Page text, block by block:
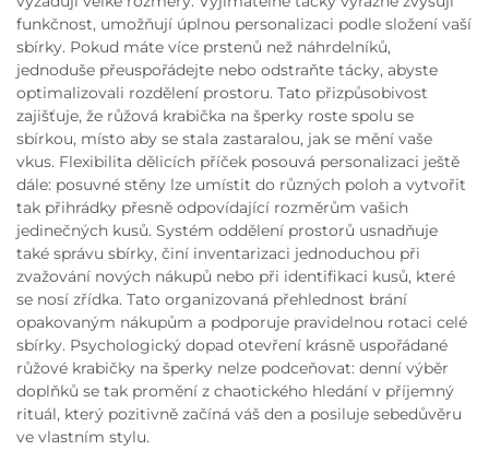
funkčnost, umožňují úplnou personalizaci podle složení vaší
sbírky. Pokud máte více prstenů než náhrdelníků,
jednoduše přeuspořádejte nebo odstraňte tácky, abyste
optimalizovali rozdělení prostoru. Tato přizpůsobivost
zajišťuje, že růžová krabička na šperky roste spolu se
sbírkou, místo aby se stala zastaralou, jak se mění vaše
vkus. Flexibilita dělicích příček posouvá personalizaci ještě
dále: posuvné stěny lze umístit do různých poloh a vytvořit
tak přihrádky přesně odpovídající rozměrům vašich
jedinečných kusů. Systém oddělení prostorů usnadňuje
také správu sbírky, činí inventarizaci jednoduchou při
zvažování nových nákupů nebo při identifikaci kusů, které
se nosí zřídka. Tato organizovaná přehlednost brání
opakovaným nákupům a podporuje pravidelnou rotaci celé
sbírky. Psychologický dopad otevření krásně uspořádané
růžové krabičky na šperky nelze podceňovat: denní výběr
doplňků se tak promění z chaotického hledání v příjemný
rituál, který pozitivně začíná váš den a posiluje sebedůvěru
ve vlastním stylu.